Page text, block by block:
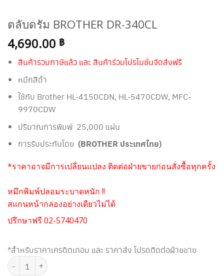
ตลับดรัม BROTHER DR-340CL
4,690.00 ฿
สินค้ารวมภาษีแล้ว และ สินค้าร่วมโปรโมชั่นจัดส่งฟรี
หมึกสีดำ
ใช้กับ Brother HL-4150CDN, HL-5470CDW, MFC-
9970CDW
ปริมาณการพิมพ์ 25,000 แผ่น
การรับประกันโดย (BROTHER ประเทศไทย)
*ราคาอาจมีการเปลี่ยนแปลง ติดต่อฝ่ายขายก่อนสั่งซื้อทุกครั้ง
หมึกพิมพ์ปลอมระบาดหนัก !!
สแกนหน้ากล่องอย่างเดียวไม่ได้
ปรึกษาฟรี 02-5740470
*สำหรับราคาเครดิตเทอม และ ราคาส่ง โปรดติดต่อฝ่ายขาย
จำนวน ตลับดรัม BROTHER DR-340CL ชิ้น